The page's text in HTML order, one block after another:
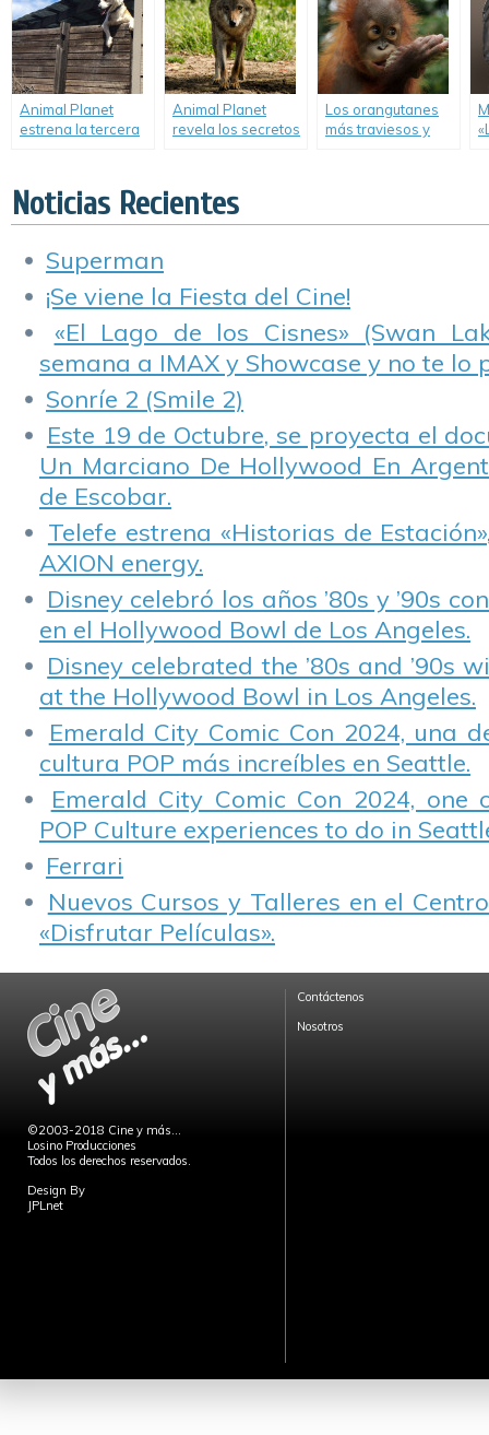
nueva serie
«Mansiones en
Árboles».
buscan atrapar a
molestos animales.
Animal Planet
estrena la tercera
Revoltosas».
Animal Planet
revela los secretos
Los orangutanes
más traviesos y
Noticias Recientes
Superman
¡Se viene la Fiesta del Cine!
«El Lago de los Cisnes» (Swan
semana a IMAX y Showcase y no te lo
Sonríe 2 (Smile 2)
Este 19 de Octubre, se proyecta el
Un Marciano De Hollywood En
de Escobar.
Telefe estrena «Historias de
AXION energy.
Disney celebró los años ’80s y ’90s
en el Hollywood Bowl de Los Angeles.
Disney celebrated the ’80s and ’90s
at the Hollywood Bowl in Los Angeles.
Emerald City Comic Con 2024, una
cultura POP más increíbles en Seattle.
Emerald City Comic Con 2024,
POP Culture experiences to do in
Ferrari
Nuevos Cursos y Talleres en el
«Disfrutar Películas».
©2003-2018 Cine y más...
Losino Producciones
Todos los derechos reservados.
Design By
JPLnet
Contáctenos
Nosotros